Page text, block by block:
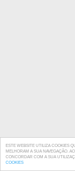
ESTE WEBSITE UTILIZA COOKIES
MELHORAM A SUA NAVEGAÇÃO.
CONCORDAR COM A SUA
COOKIES